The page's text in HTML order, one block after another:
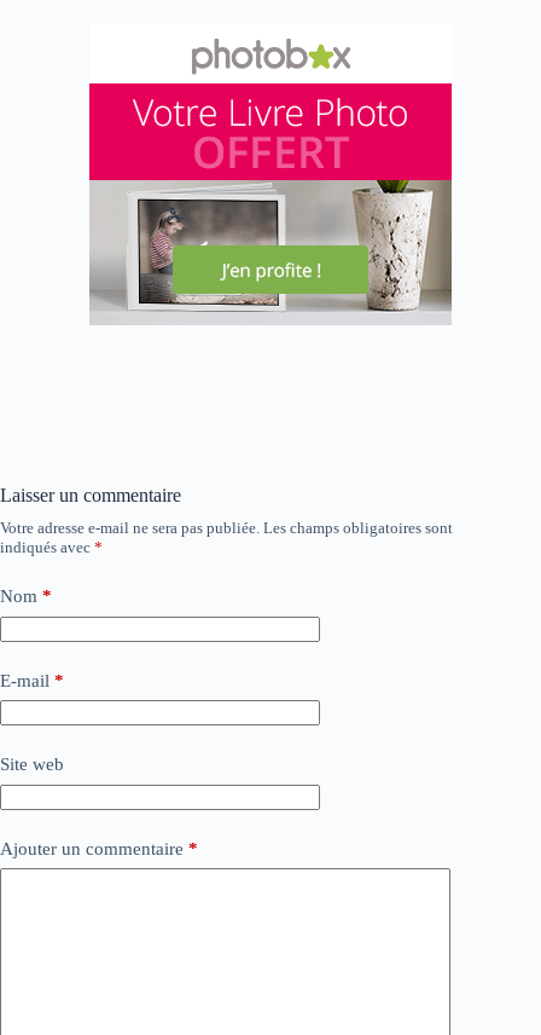
Laisser un commentaire
Votre adresse e-mail ne sera pas publiée. Les champs obligatoires sont
indiqués avec *
Nom *
E-mail *
Site web
Ajouter un commentaire *